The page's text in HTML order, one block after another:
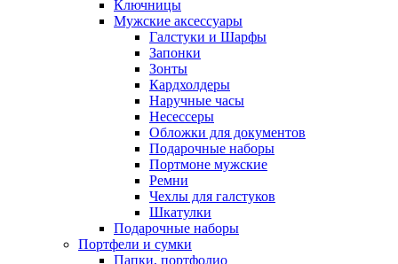
Ключницы
Мужские аксессуары
Галстуки и Шарфы
Запонки
Зонты
Кардхолдеры
Наручные часы
Несессеры
Обложки для документов
Подарочные наборы
Портмоне мужские
Ремни
Чехлы для галстуков
Шкатулки
Подарочные наборы
Портфели и сумки
Папки, портфолио